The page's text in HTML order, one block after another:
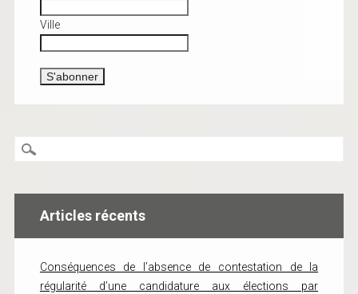
Ville
Articles récents
Conséquences de l’absence de contestation de la
régularité d’une candidature aux élections par